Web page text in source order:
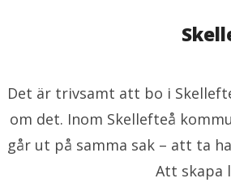
Det är trivsamt att bo i
om det. Inom Skellefteå
går ut på samma sak – att ta
Att skapa